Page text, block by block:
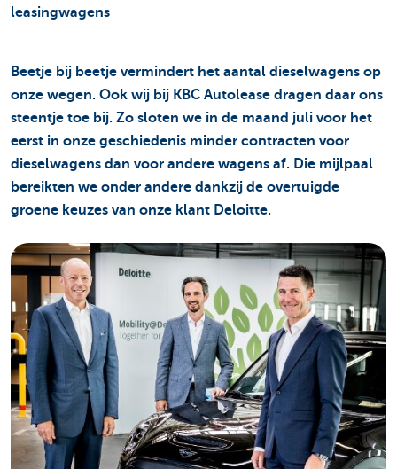
leasingwagens
Beetje bij beetje vermindert het aantal dieselwagens op
onze wegen. Ook wij bij KBC Autolease dragen daar ons
steentje toe bij. Zo sloten we in de maand juli voor het
eerst in onze geschiedenis minder contracten voor
dieselwagens dan voor andere wagens af. Die mijlpaal
bereikten we onder andere dankzij de overtuigde
groene keuzes van onze klant Deloitte.